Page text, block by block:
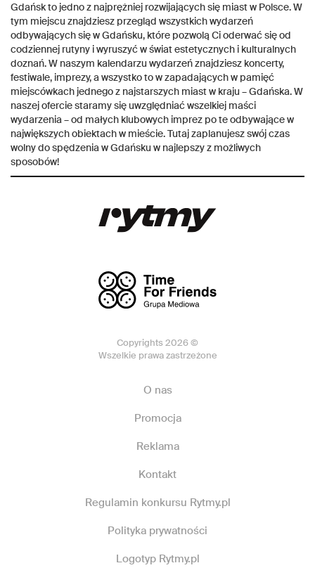
Gdańsk to jedno z najprężniej rozwijających się miast w Polsce. W
tym miejscu znajdziesz przegląd wszystkich wydarzeń
odbywających się w Gdańsku, które pozwolą Ci oderwać się od
codziennej rutyny i wyruszyć w świat estetycznych i kulturalnych
doznań. W naszym kalendarzu wydarzeń znajdziesz koncerty,
festiwale, imprezy, a wszystko to w zapadających w pamięć
miejscówkach jednego z najstarszych miast w kraju – Gdańska. W
naszej ofercie staramy się uwzględniać wszelkiej maści
wydarzenia – od małych klubowych imprez po te odbywające w
największych obiektach w mieście. Tutaj zaplanujesz swój czas
wolny do spędzenia w Gdańsku w najlepszy z możliwych
sposobów!
Copyrights 2026 ©
Wszelkie prawa zastrzeżone
O nas
Promocja
Reklama
Kontakt
Regulamin konkursu Rytmy.pl
Polityka prywatności
Logotyp Rytmy.pl